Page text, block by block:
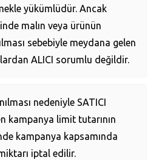
yükümlüdür. Ancak
malın veya ürünün
sebebiyle meydana gelen
ALICI sorumlu değildir.
nedeniyle SATICI
kampanya limit tutarının
kampanya kapsamında
iptal edilir.